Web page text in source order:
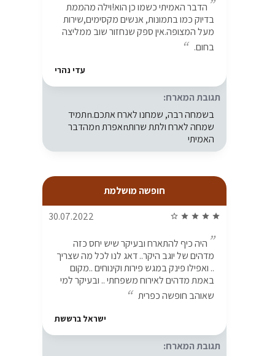
הדבר האמיתי כשמו כן הוא!וילה מהממת
בדיוק כמו בתמונות, אנשים מקסימים,שירות
מעל המצופה.אין ספק שנחזור שוב ממליצה
בחום.
עדי נהרי
תגובת המארח:
בשמחה רבה, שמחנו לארח אתכם.nתמיד
שמחה לארח ולתת שרותnאפרת nמהדבר
האמיתי
חופשה מושלמת
star
star
star
star
star_border
30.07.2022
היה כיף להתארח ובעיקר שיש יחס כזה
מדהים של יוגב היקר.. דאג לנו לכל מה שצריך
.. ואפילו פינק במגש פירות וקינוחים ..מקום
באמת מדהים לאירוח משפחתי .. ובעיקר למי
שאוהב חופשה כפרית
ישראל ברששת
תגובת המארח: